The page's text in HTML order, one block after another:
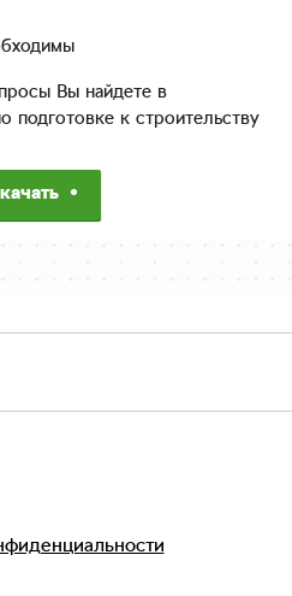
Вы найдете в
к строительству